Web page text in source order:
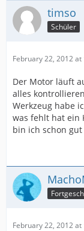
timso
Schüler
February 22, 2012 at
Der Motor läuft
alles
Werkzeug habe
was fehlt hat ein
bin ich schon gut
February 22, 2012 at